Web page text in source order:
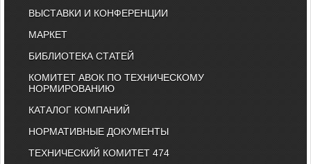
ВЫСТАВКИ И КОНФЕРЕНЦИИ
МАРКЕТ
БИБЛИОТЕКА СТАТЕЙ
КОМИТЕТ АВОК ПО ТЕХНИЧЕСКОМУ
НОРМИРОВАНИЮ
КАТАЛОГ КОМПАНИЙ
НОРМАТИВНЫЕ ДОКУМЕНТЫ
ТЕХНИЧЕСКИЙ КОМИТЕТ 474